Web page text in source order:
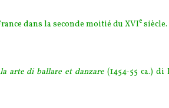
dans la seconde moitié du XVIe
arte di ballare et danzare (1454-55 ca.)